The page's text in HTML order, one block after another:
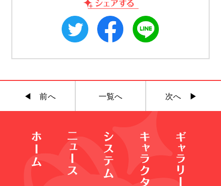
◀︎ 前へ 一覧へ 次へ ▶︎